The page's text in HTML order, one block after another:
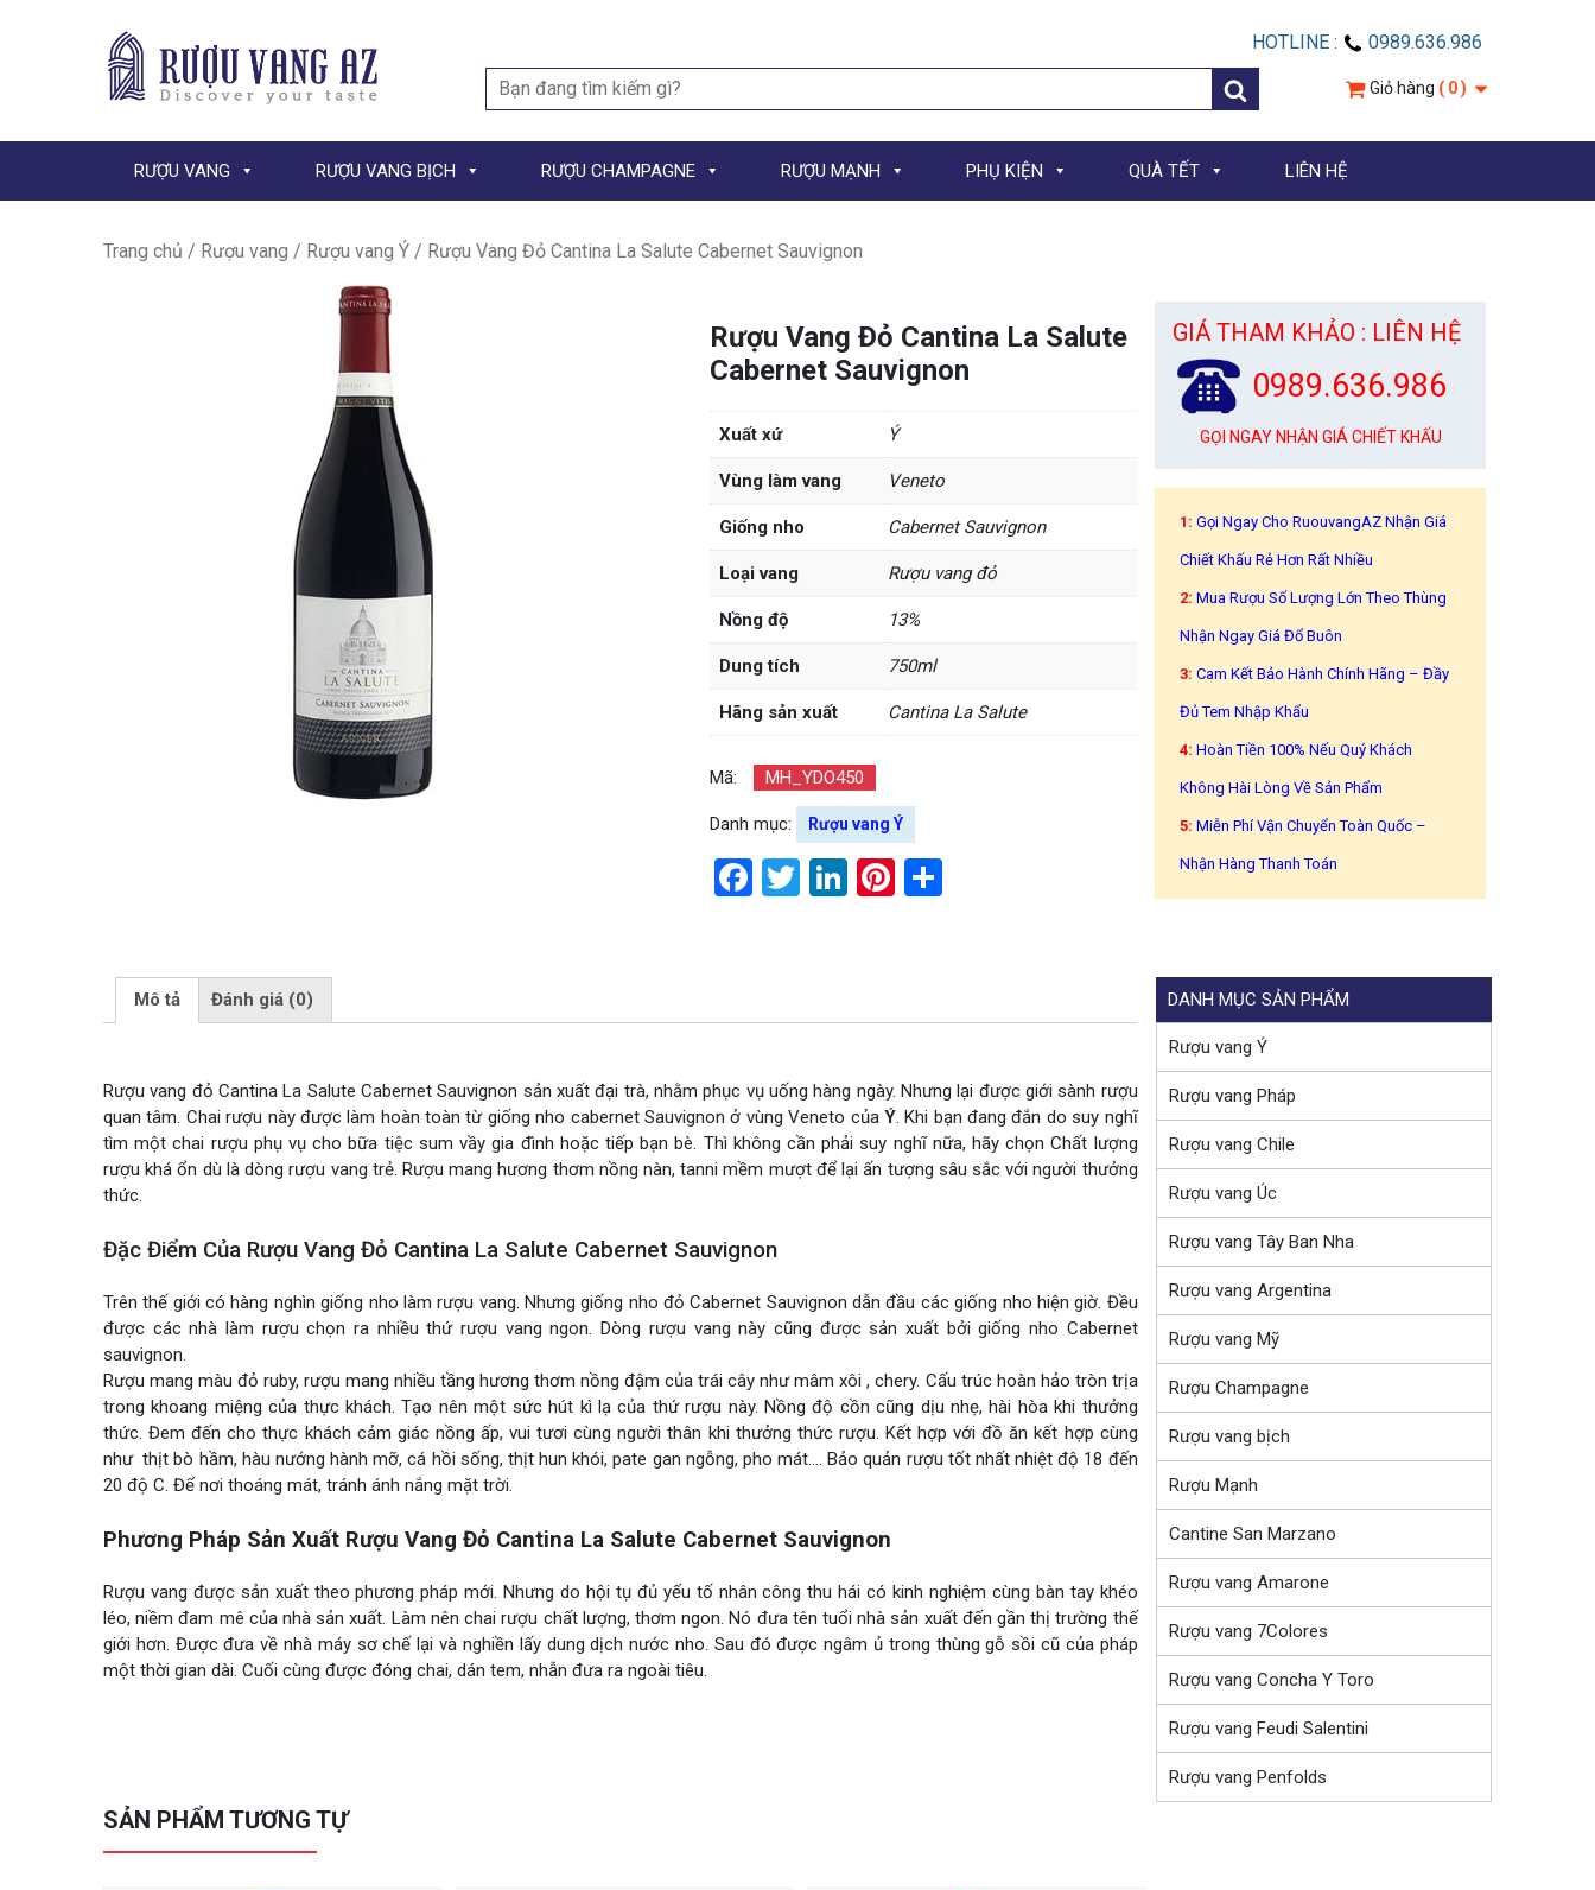
HOTLINE :
0989.636.986
Search
for:
Giỏ hàng ( 0 )
RƯỢU VANG RƯỢU VANG BỊCH RƯỢU CHAMPAGNE RƯỢU MẠNH PHỤ KIỆN QUÀ TẾT LIÊN HỆ
Trang chủ / Rượu vang / Rượu vang Ý / Rượu Vang Đỏ Cantina La Salute Cabernet Sauvignon
Rượu Vang Đỏ Cantina La Salute
Cabernet Sauvignon
Xuất xứ Ý
Vùng làm vang Veneto
Giống nho Cabernet Sauvignon
Loại vang Rượu vang đỏ
Nồng độ 13%
Dung tích 750ml
Hãng sản xuất Cantina La Salute
Mã: MH_YDO450
Danh mục: Rượu vang Ý
Facebook
Twitter
LinkedIn
Pinterest
GIÁ THAM KHẢO : LIÊN HỆ
0989.636.986
GỌI NGAY NHẬN GIÁ CHIẾT KHẤU
1:Gọi Ngay Cho RuouvangAZ Nhận Giá
Chiết Khấu Rẻ Hơn Rất Nhiều
2:Mua Rượu Số Lượng Lớn Theo Thùng
Nhận Ngay Giá Đổ Buôn
3: Cam Kết Bảo Hành Chính Hãng – Đầy
Đủ Tem Nhập Khẩu
4:Hoàn Tiền 100% Nếu Quý Khách
Không Hài Lòng Về Sản Phẩm
5: Miễn Phí Vận Chuyển Toàn Quốc –
Nhận Hàng Thanh Toán
Mô tả Đánh giá (0)
Rượu vang đỏ Cantina La Salute Cabernet Sauvignon sản xuất đại trà, nhằm phục vụ uống hàng ngày. Nhưng lại được giới sành rượu
quan tâm. Chai rượu này được làm hoàn toàn từ giống nho cabernet Sauvignon ở vùng Veneto củaÝ. Khi bạn đang đắn do suy nghĩ
tìm một chai rượu phụ vụ cho bữa tiệc sum vầy gia đình hoặc tiếp bạn bè. Thì không cần phải suy nghĩ nữa, hãy chọn Chất lượng
rượu khá ổn dù là dòng rượu vang trẻ. Rượu mang hương thơm nồng nàn, tanni mềm mượt để lại ấn tượng sâu sắc với người thưởng
thức.
Đặc Điểm Của Rượu Vang Đỏ Cantina La Salute Cabernet Sauvignon
Trên thế giới có hàng nghìn giống nho làm rượu vang. Nhưng giống nho đỏ Cabernet Sauvignon dẫn đầu các giống nho hiện giờ. Đều
được các nhà làm rượu chọn ra nhiều thứ rượu vang ngon. Dòng rượu vang này cũng được sản xuất bởi giống nho Cabernet
sauvignon.
Rượu mang màu đỏ ruby, rượu mang nhiều tầng hương thơm nồng đậm của trái cây như mâm xôi , chery. Cấu trúc hoàn hảo tròn trịa
trong khoang miệng của thực khách. Tạo nên một sức hút kì lạ của thứ rượu này. Nồng độ cồn cũng dịu nhẹ, hài hòa khi thưởng
thức. Đem đến cho thực khách cảm giác nồng ấp, vui tươi cùng người thân khi thưởng thức rượu. Kết hợp với đồ ăn kết hợp cùng
như thịt bò hầm, hàu nướng hành mỡ, cá hồi sống, thịt hun khói, pate gan ngỗng, pho mát…. Bảo quản rượu tốt nhất nhiệt độ 18 đến
20 độ C. Để nơi thoáng mát, tránh ánh nắng mặt trời.
Phương Pháp Sản Xuất Rượu Vang Đỏ Cantina La Salute Cabernet Sauvignon
Rượu vang được sản xuất theo phương pháp mới. Nhưng do hội tụ đủ yếu tố nhân công thu hái có kinh nghiệm cùng bàn tay khéo
léo, niềm đam mê của nhà sản xuất. Làm nên chai rượu chất lượng, thơm ngon. Nó đưa tên tuổi nhà sản xuất đến gần thị trường thế
giới hơn. Được đưa về nhà máy sơ chế lại và nghiền lấy dung dịch nước nho. Sau đó được ngâm ủ trong thùng gỗ sồi cũ của pháp
một thời gian dài. Cuối cùng được đóng chai, dán tem, nhẫn đưa ra ngoài tiêu.
DANH MỤC SẢN PHẨM
Rượu vang Ý
Rượu vang Pháp
Rượu vang Chile
Rượu vang Úc
Rượu vang Tây Ban Nha
Rượu vang Argentina
Rượu vang Mỹ
Rượu Champagne
Rượu vang bịch
Rượu Mạnh
Cantine San Marzano
Rượu vang Amarone
Rượu vang 7Colores
Rượu vang Concha Y Toro
Rượu vang Feudi Salentini
Rượu vang Penfolds
SẢN PHẨM TƯƠNG TỰ